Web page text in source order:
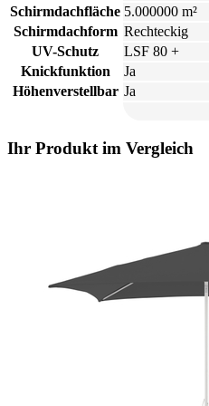
Schirmdachfläche 5.000000 m²
Schirmdachform Rechteckig
UV-Schutz
LSF 80 +
Knickfunktion
Ja
Höhenverstellbar Ja
Ihr Produkt im Vergleich